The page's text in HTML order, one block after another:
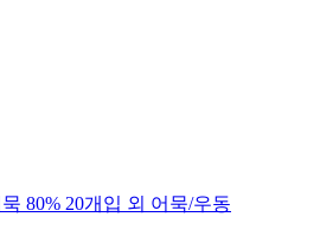
80% 20개입 외 어묵/우동